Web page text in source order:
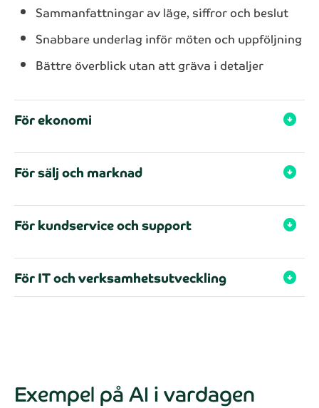
Sammanfattningar av läge, siffror och beslut
Snabbare underlag inför möten och uppföljning
Bättre överblick utan att gräva i detaljer
För ekonomi arrow_circle_down
För sälj och marknad arrow_circle_down
För kundservice och support arrow_circle_down
För IT och verksamhetsutveckling arrow_circle_down
Exempel på AI i vardagen